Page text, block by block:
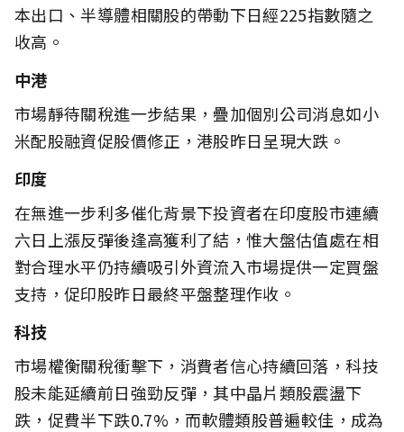
本出口、半導體相關股的帶動下日經225指數隨之
收高。
中港
市場靜待關稅進一步結果，疊加個別公司消息如小
米配股融資促股價修正，港股昨日呈現大跌。
印度
在無進一步利多催化背景下投資者在印度股市連續
六日上漲反彈後逢高獲利了結，惟大盤估值處在相
對合理水平仍持續吸引外資流入市場提供一定買盤
支持，促印股昨日最終平盤整理作收。
科技
市場權衡關稅衝擊下，消費者信心持續回落，科技
股未能延續前日強勁反彈，其中晶片類股震盪下
跌，促費半下跌0.7%，而軟體類股普遍較佳，成為